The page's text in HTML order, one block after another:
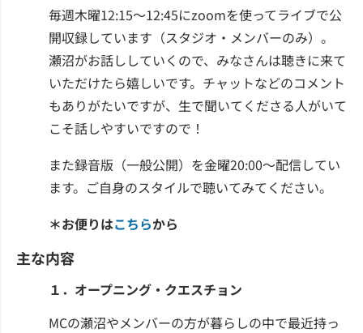
毎週木曜12:15～12:45にzoomを使ってライブで公
開収録しています（スタジオ・メンバーのみ）。
瀬沼がお話ししていくので、みなさんは聴きに来て
いただけたら嬉しいです。チャットなどのコメント
もありがたいですが、生で聞いてくださる人がいて
こそ話しやすいですので！
また録音版（一般公開）を金曜20:00～配信してい
ます。ご自身のスタイルで聴いてみてください。
＊お便りはこちらから
主な内容
１．オープニング・クエスチョン
MCの瀬沼やメンバーの方が暮らしの中で最近持っ